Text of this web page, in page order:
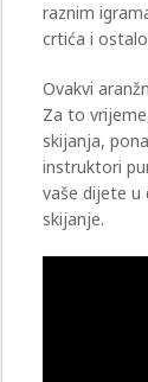
raznim
crtića i
Ovakvi
Za to
skijanja,
instruktori
vaše dijete u
skijanje.